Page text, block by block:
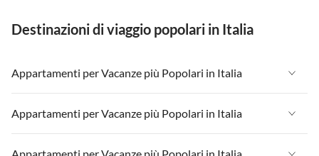
Destinazioni di viaggio popolari in Italia
Appartamenti per Vacanze più Popolari in Italia
Appartamenti per Vacanze in Italia
Appartamenti per Vacanze in Liguria
Appartamenti per Vacanze più Popolari in Italia
Appartamenti per Vacanze in Italia